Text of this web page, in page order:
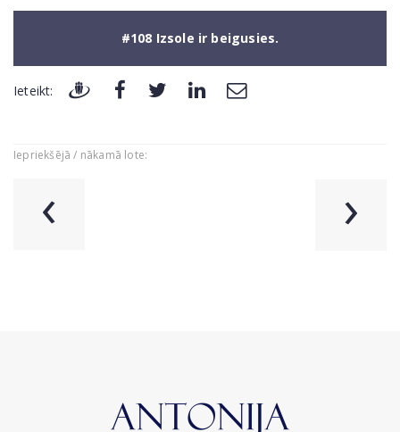
#108 Izsole ir beigusies.
Ieteikt:
Iepriekšējā / nākamā lote:
‹ ›